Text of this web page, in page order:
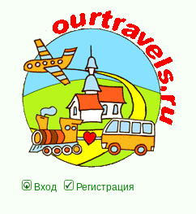
Вход Регистрация